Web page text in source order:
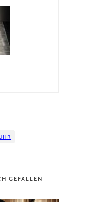
GEFALLEN